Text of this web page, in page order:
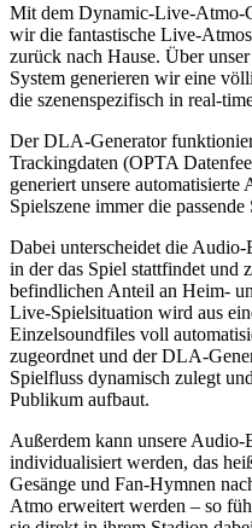
Mit dem Dynamic-Live-Atmo-
wir die fantastische Live-
zurück nach Hause. Über
System generieren wir eine
die szenenspezifisch in real-
Der DLA-Generator
Trackingdaten (OPTA
generiert unsere
Spielszene immer die
Dabei unterscheidet die
in der das Spiel stattfindet und
befindlichen Anteil an Heim-
Live-Spielsituation wird aus
Einzelsoundfiles voll
zugeordnet und der DLA-
Spielfluss dynamisch zulegt
Publikum aufbaut.
Außerdem kann unsere
individualisiert werden, das
Gesänge und Fan-Hymnen
Atmo erweitert werden – so